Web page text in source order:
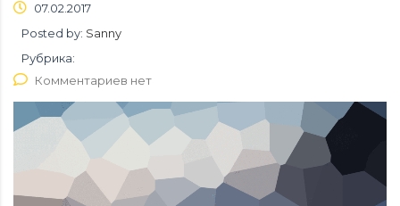
07.02.2017
Posted by: Sanny
Рубрика:
Комментариев нет